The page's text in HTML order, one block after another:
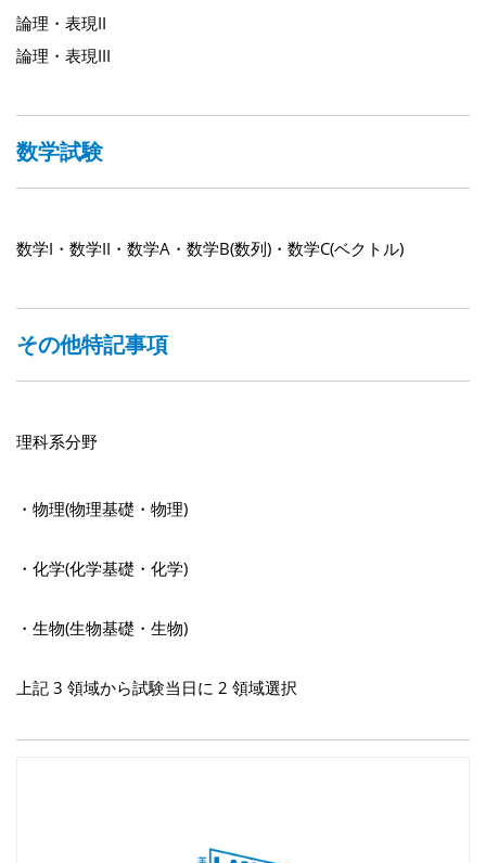
論理・表現II
論理・表現III
数学試験
数学I・数学II・数学A・数学B(数列)・数学C(ベクトル)
その他特記事項
理科系分野
・物理(物理基礎・物理)
・化学(化学基礎・化学)
・生物(生物基礎・生物)
上記 3 領域から試験当日に 2 領域選択